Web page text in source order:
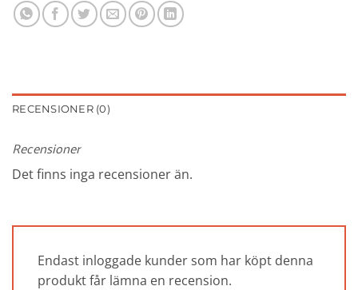
RECENSIONER (0)
Recensioner
Det finns inga recensioner än.
Endast inloggade kunder som har köpt denna
produkt får lämna en recension.